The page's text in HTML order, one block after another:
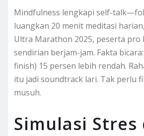
Mindfulness lengkapi self-
luangkan 20 menit meditasi
Ultra Marathon 2025, peserta
sendirian berjam-jam. Fakta
finish) 15 persen lebih rendah.
itu jadi soundtrack lari. Tak perlu
musuh.
Simulasi